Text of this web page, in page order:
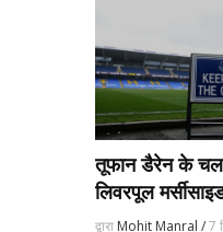
तूफान डैरेन के
लिवरपूल
द्वारा Mohit Manral /7